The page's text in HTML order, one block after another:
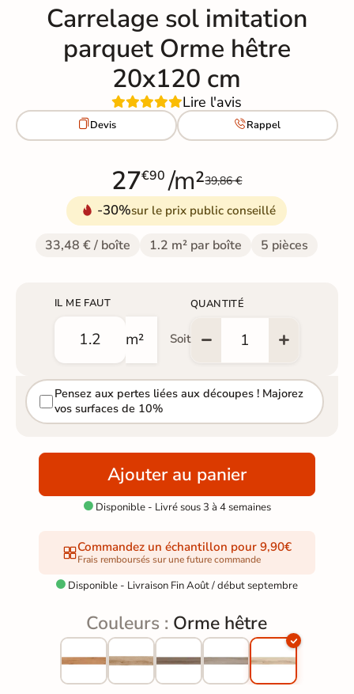
Carrelage sol imitation
parquet Orme hêtre
20x120 cm
Lire l'avis
Devis Rappel
27€90 /m²39,86 €
-30%sur le prix public conseillé
33,48 € / boîte 1.2 m² par boîte 5 pièces
IL ME FAUT
m² Soit
QUANTITÉ
Pensez aux pertes liées aux découpes ! Majorez
vos surfaces de 10%
Ajouter au panier
Disponible - Livré sous 3 à 4 semaines
Commandez un échantillon pour 9,90€
Frais remboursés sur une future commande
 Disponible - Livraison Fin Août / début septembre
Couleurs : Orme hêtre